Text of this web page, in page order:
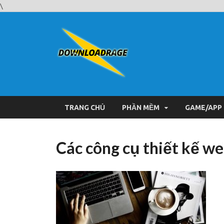
\
TRANG CHỦ PHẦN MỀM GAME/APP
Các công cụ thiết kế